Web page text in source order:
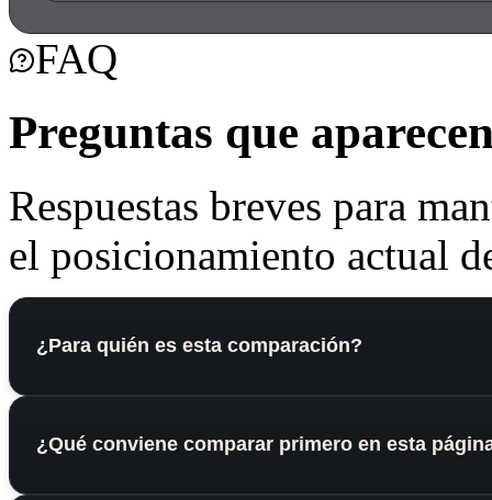
FAQ
Preguntas que
Respuestas breves para
el posicionamiento actual
¿Para quién es esta comparación?
¿Qué conviene comparar primero en esta